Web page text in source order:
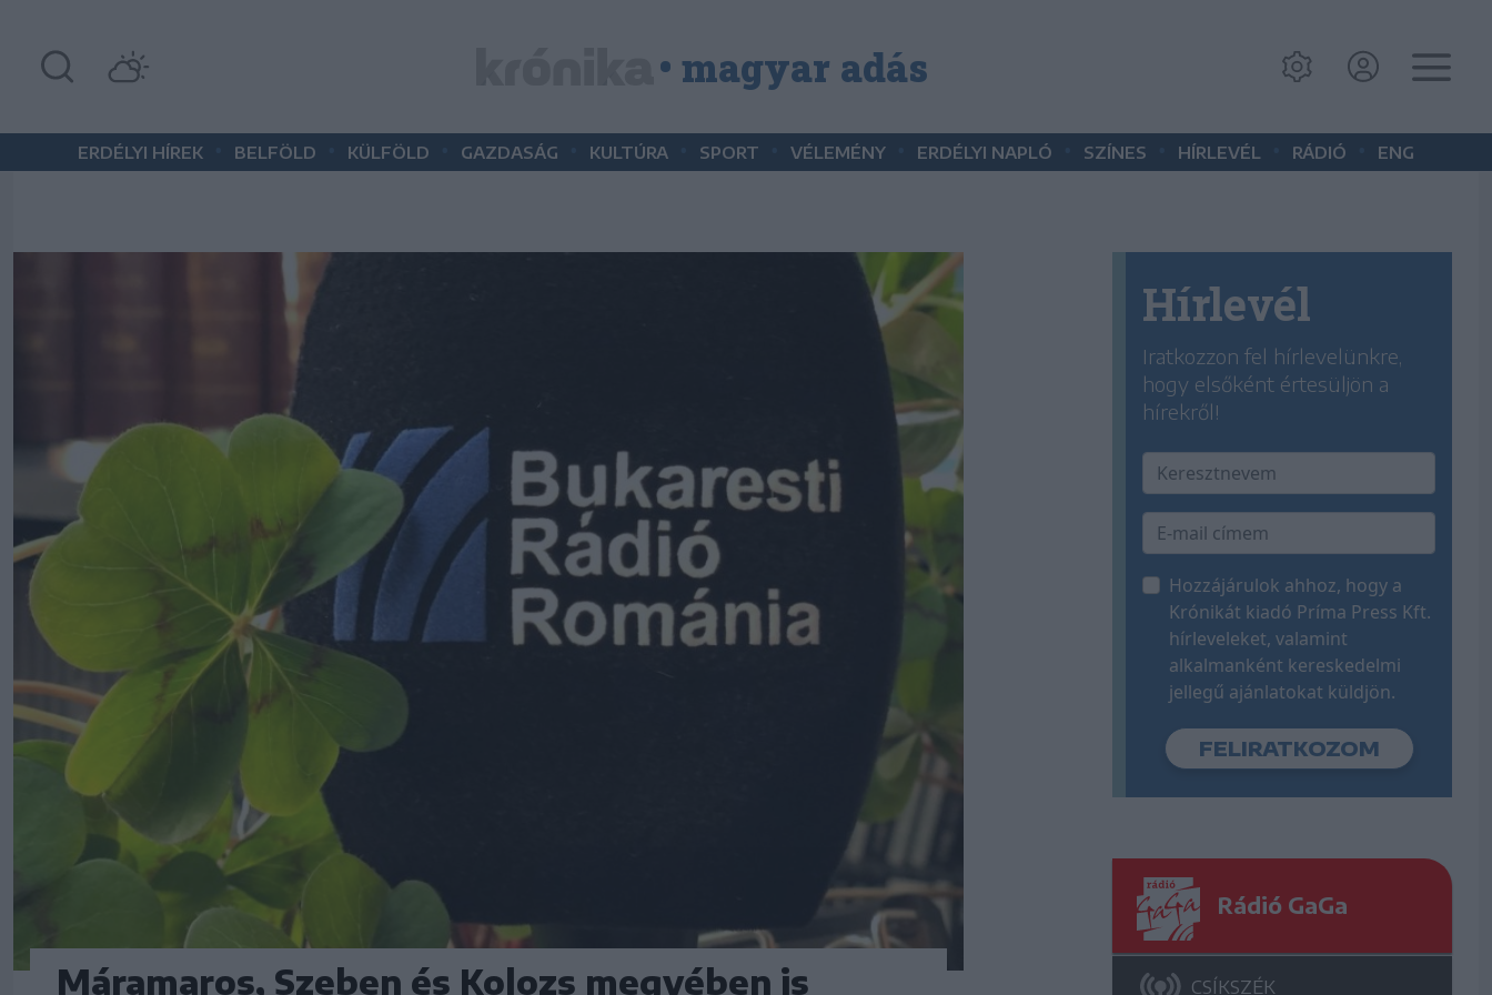
• magyar adás
ERDÉLYI HÍREK BELFÖLD KÜLFÖLD GAZDASÁG KULTÚRA SPORT VÉLEMÉNY ERDÉLYI NAPLÓ SZÍNES HÍRLEVÉL RÁDIÓ ENG
Máramaros, Szeben és Kolozs megyében is
Hírlevél
Iratkozzon fel hírlevelünkre,
hogy elsőként értesüljön a
hírekről!
Hozzájárulok ahhoz, hogy a
Krónikát kiadó Príma Press Kft.
hírleveleket, valamint
alkalmanként kereskedelmi
jellegű ajánlatokat küldjön.
Rádió GaGa
CSÍKSZÉK